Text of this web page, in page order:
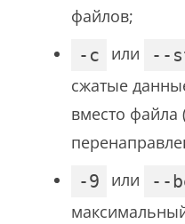
файлов;
-c
или --
сжатые
вместо файла
-9
или --